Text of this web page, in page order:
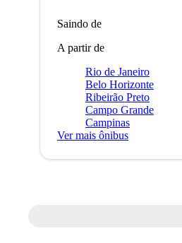
Saindo de
A partir de
Rio de Janeiro
Belo Horizonte
Ribeirão Preto
Campo Grande
Campinas
Ver mais ônibus